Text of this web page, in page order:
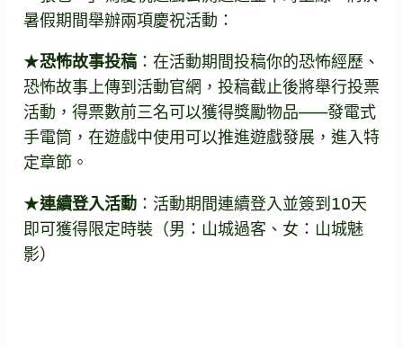
暑假期間舉辦兩項慶祝活動：
★恐怖故事投稿：在活動期間投稿你的恐怖經歷、
恐怖故事上傳到活動官網，投稿截止後將舉行投票
活動，得票數前三名可以獲得獎勵物品——發電式
手電筒，在遊戲中使用可以推進遊戲發展，進入特
定章節。
★連續登入活動：活動期間連續登入並簽到10天
即可獲得限定時裝（男：山城過客、女：山城魅
影）